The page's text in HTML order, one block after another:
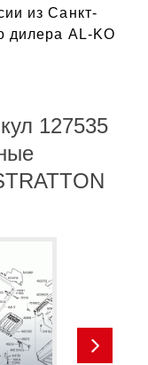
из Санкт-
дилера AL-KO
127535